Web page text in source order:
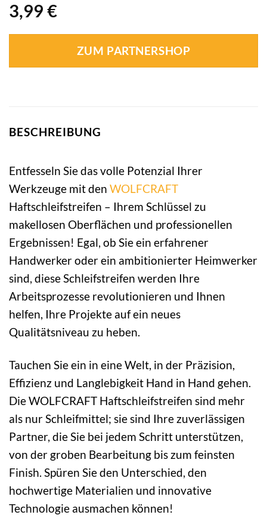
3,99 €
ZUM PARTNERSHOP
BESCHREIBUNG
Entfesseln Sie das volle Potenzial Ihrer
Werkzeuge mit den WOLFCRAFT
Haftschleifstreifen – Ihrem Schlüssel zu
makellosen Oberflächen und professionellen
Ergebnissen! Egal, ob Sie ein erfahrener
Handwerker oder ein ambitionierter Heimwerker
sind, diese Schleifstreifen werden Ihre
Arbeitsprozesse revolutionieren und Ihnen
helfen, Ihre Projekte auf ein neues
Qualitätsniveau zu heben.
Tauchen Sie ein in eine Welt, in der Präzision,
Effizienz und Langlebigkeit Hand in Hand gehen.
Die WOLFCRAFT Haftschleifstreifen sind mehr
als nur Schleifmittel; sie sind Ihre zuverlässigen
Partner, die Sie bei jedem Schritt unterstützen,
von der groben Bearbeitung bis zum feinsten
Finish. Spüren Sie den Unterschied, den
hochwertige Materialien und innovative
Technologie ausmachen können!